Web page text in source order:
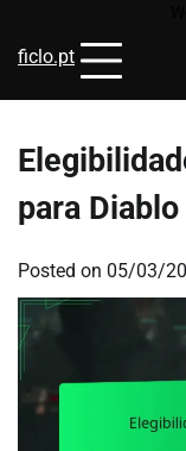
content
ficlo.pt
para
Posted on 05/03/